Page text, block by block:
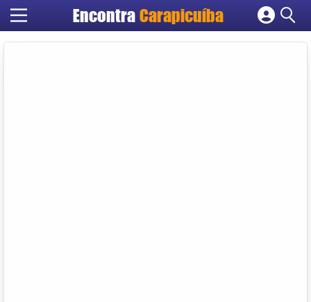
EncontraCarapicuíba
Cadastrar empresa